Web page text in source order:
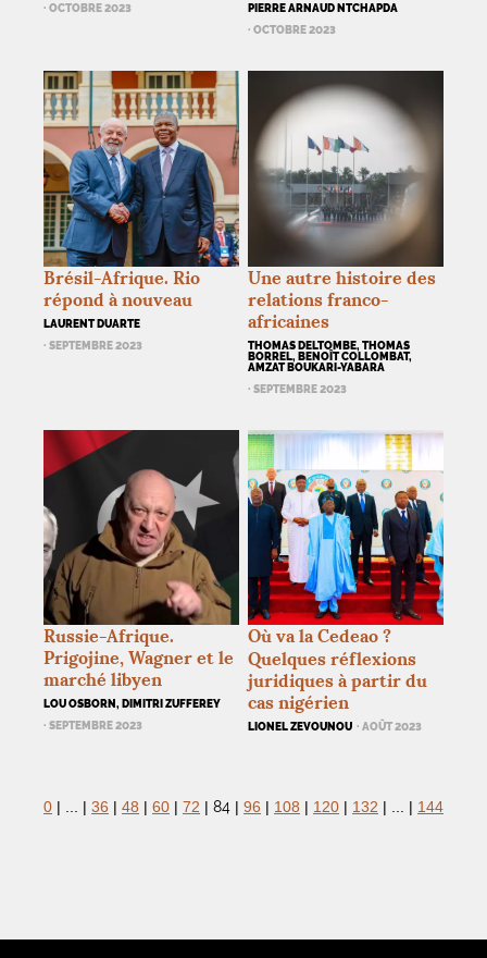
· OCTOBRE 2023
PIERRE ARNAUD NTCHAPDA
· OCTOBRE 2023
Brésil-Afrique. Rio
répond à nouveau
LAURENT DUARTE
· SEPTEMBRE 2023
Une autre histoire des
relations franco-
africaines
THOMAS DELTOMBE, THOMAS
BORREL, BENOÎT COLLOMBAT,
AMZAT BOUKARI-YABARA
· SEPTEMBRE 2023
Russie-Afrique.
Prigojine, Wagner et le
marché libyen
LOU OSBORN, DIMITRI ZUFFEREY
· SEPTEMBRE 2023
Où va la Cedeao ?
Quelques réflexions
juridiques à partir du
cas nigérien
LIONEL ZEVOUNOU · AOÛT 2023
0 | | 36 | 48 | 60 | 72 | 84 | 96 | 108 | 120 | 132 | | 144